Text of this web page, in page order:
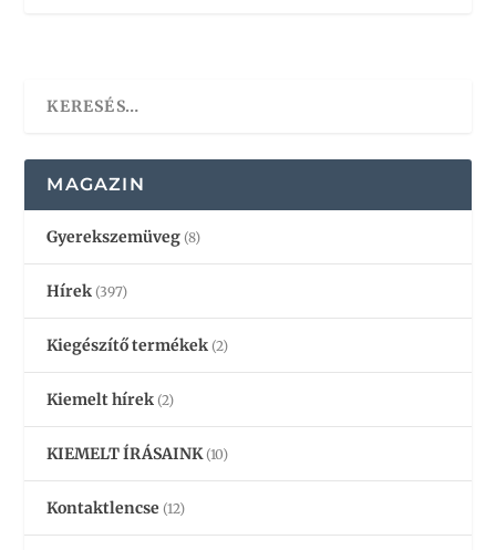
MAGAZIN
Gyerekszemüveg (8)
Hírek (397)
Kiegészítő termékek (2)
Kiemelt hírek (2)
KIEMELT ÍRÁSAINK (10)
Kontaktlencse (12)